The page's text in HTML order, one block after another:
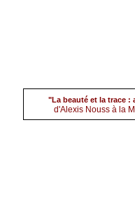
(6) Alexis Nouss par
"La beauté et la trace :
d'Alexis Nouss à la